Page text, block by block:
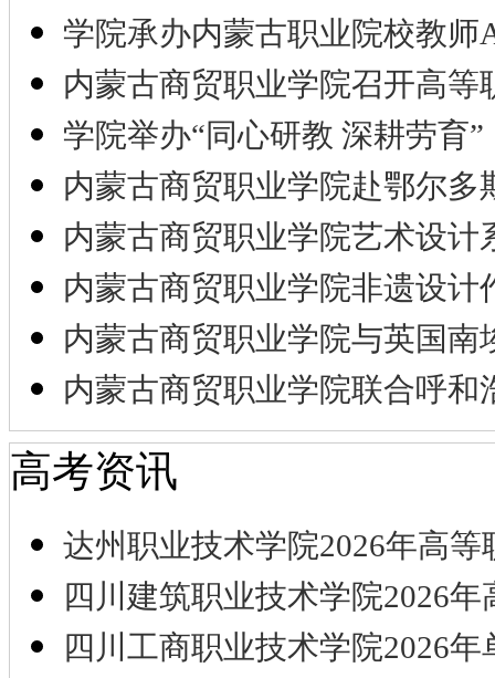
学院承办内蒙古职业院校教师
内蒙古商贸职业学院召开高等
学院举办“同心研教 深耕劳育”
内蒙古商贸职业学院赴鄂尔多
内蒙古商贸职业学院艺术设计
内蒙古商贸职业学院非遗设计
内蒙古商贸职业学院与英国南
内蒙古商贸职业学院联合呼和
高考资讯
达州职业技术学院2026年高等
四川建筑职业技术学院2026年
四川工商职业技术学院2026年